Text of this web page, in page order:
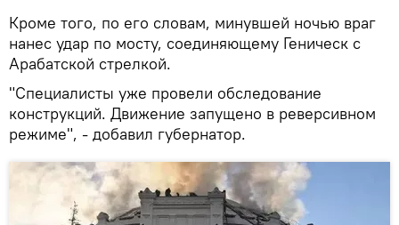
Кроме того, по его словам, минувшей ночью враг
нанес удар по мосту, соединяющему Геническ с
Арабатской стрелкой.
"Специалисты уже провели обследование
конструкций. Движение запущено в реверсивном
режиме", - добавил губернатор.